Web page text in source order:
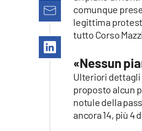
Vai
comunque
legittima
tutto Corso
«Nessun
Ulteriori dettagli
proposto alcun
notule della
ancora 14, più 4